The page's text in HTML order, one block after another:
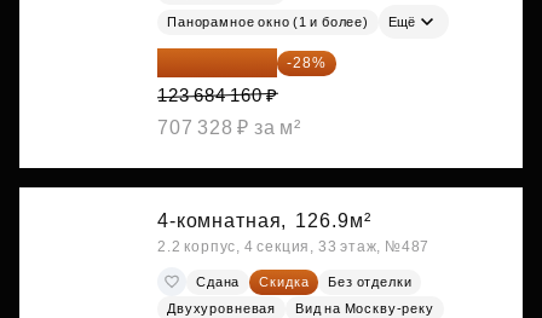
Панорамное окно (1 и более) Ещё
89 052 595 ₽ -28%
123 684 160 ₽
707 328 ₽ за м²
4-комнатная, 126.9м²
2.2 корпус, 4 секция, 33 этаж, №487
Сдана Скидка
Без отделки
Двухуровневая
Вид на Москву-реку